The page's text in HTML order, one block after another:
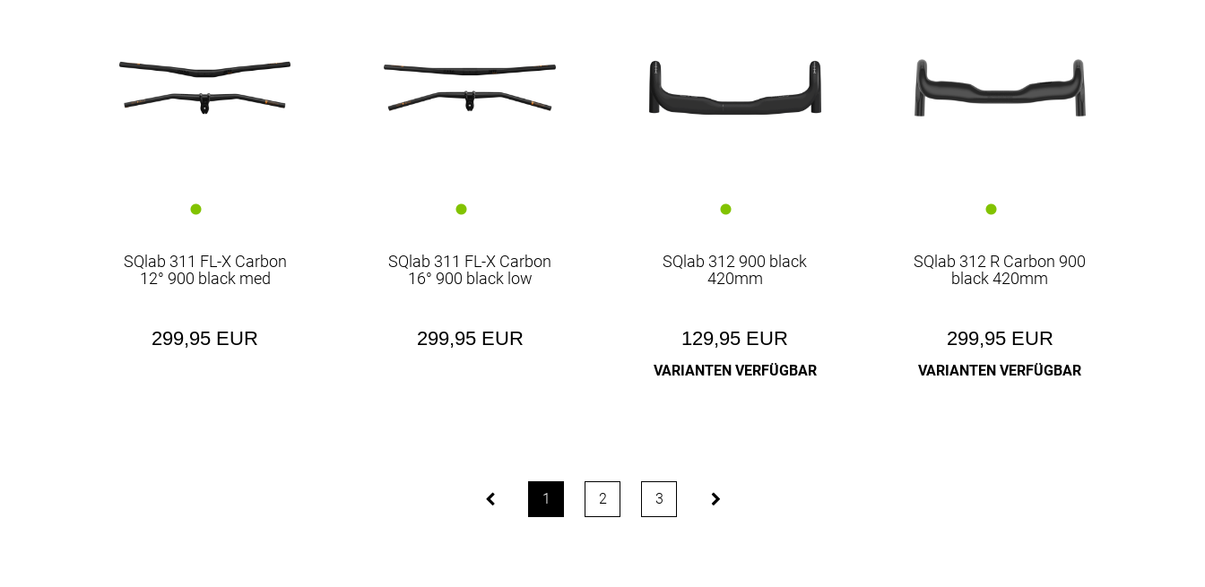
SQlab 311 FL-X Carbon
12° 900 black med
299,95 EUR
SQlab 311 FL-X Carbon
16° 900 black low
299,95 EUR
SQlab 312 900 black
420mm
129,95 EUR
VARIANTEN VERFÜGBAR
SQlab 312 R Carbon 900
black 420mm
299,95 EUR
VARIANTEN VERFÜGBAR
1 2 3